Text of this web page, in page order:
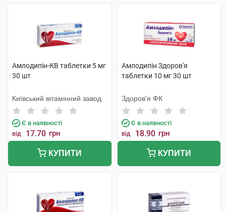
Амлодипін-КВ таблетки 5 мг
30 шт
Київський вітамінний завод
Є в наявності
від 17.70 грн
КУПИТИ
Амлодипін Здоров'я
таблетки 10 мг 30 шт
Здоров'я ФК
Є в наявності
від 18.90 грн
КУПИТИ